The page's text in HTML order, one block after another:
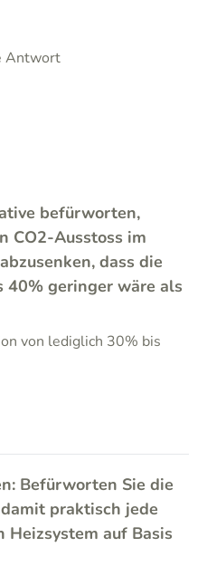
Antwort
befürworten,
CO2-Ausstoss im
dass die
40% geringer wäre als
von lediglich 30% bis
Befürworten Sie die
praktisch jede
Heizsystem auf Basis